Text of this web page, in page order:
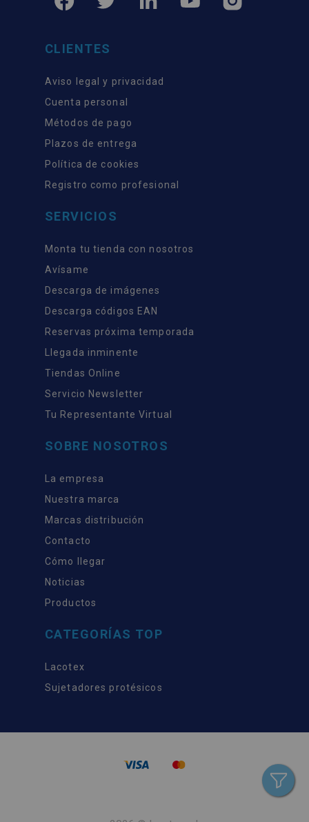
CLIENTES
Aviso legal y privacidad
Cuenta personal
Métodos de pago
Plazos de entrega
Política de cookies
Registro como profesional
SERVICIOS
Monta tu tienda con nosotros
Avísame
Descarga de imágenes
Descarga códigos EAN
Reservas próxima temporada
Llegada inminente
Tiendas Online
Servicio Newsletter
Tu Representante Virtual
SOBRE NOSOTROS
La empresa
Nuestra marca
Marcas distribución
Contacto
Cómo llegar
Noticias
Productos
CATEGORÍAS TOP
Lacotex
Sujetadores protésicos